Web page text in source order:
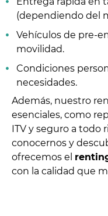
(dependiendo del
Vehículos de pre-
movilidad.
Condiciones
necesidades.
Además, nuestro
esenciales, como
ITV y seguro a todo
conocernos y
ofrecemos el
con la calidad que